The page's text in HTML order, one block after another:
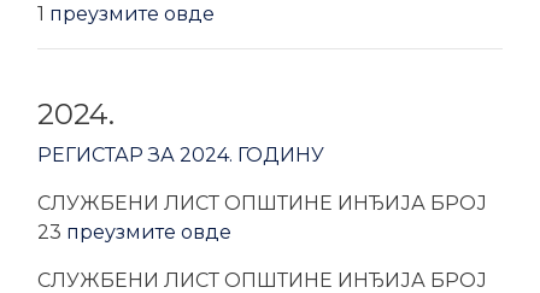
1 преузмите овде
2024.
РЕГИСТАР ЗА 2024. ГОДИНУ
CЛУЖБЕНИ ЛИСТ ОПШТИНЕ ИНЂИЈА БРОЈ
23 преузмите овде
CЛУЖБЕНИ ЛИСТ ОПШТИНЕ ИНЂИЈА БРОЈ